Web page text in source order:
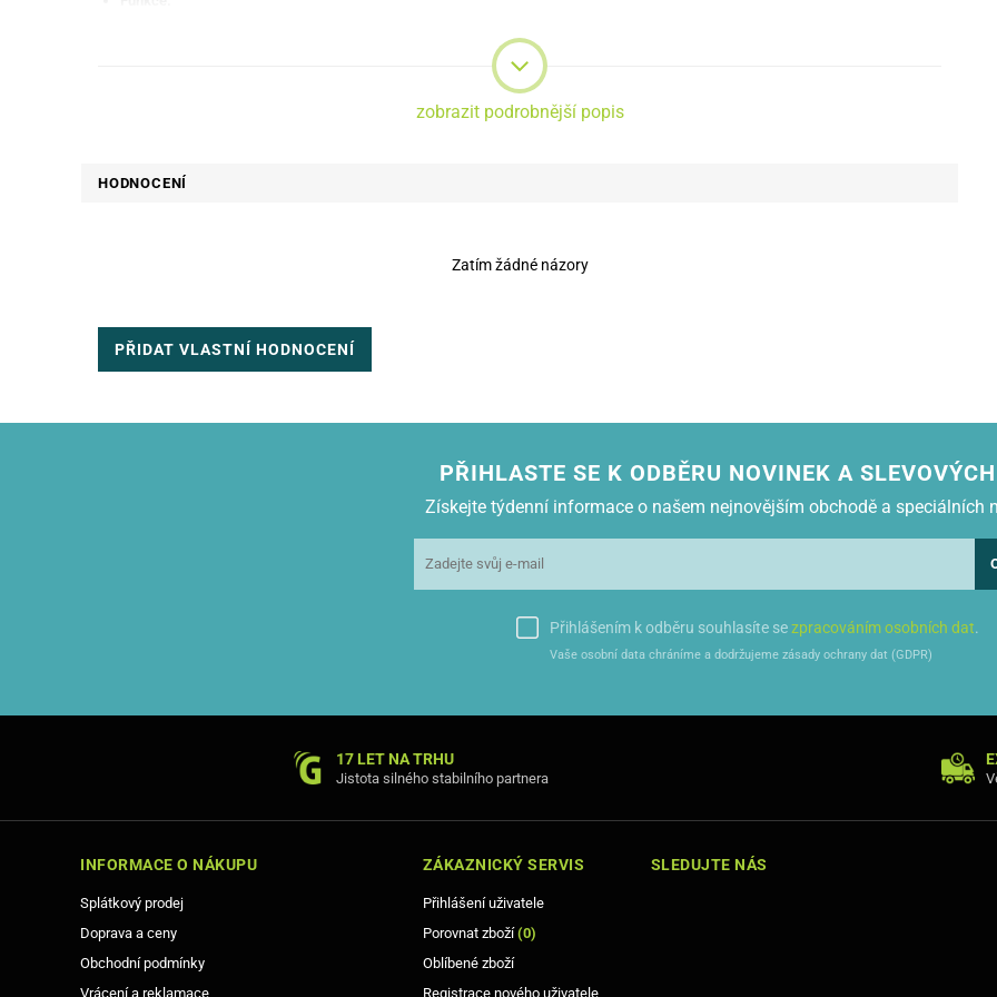
zobrazit podrobnější popis
HODNOCENÍ
Zatím žádné názory
PŘIDAT VLASTNÍ HODNOCENÍ
PŘIHLASTE SE K ODBĚRU NOVINEK A
Získejte týdenní informace o našem nejnovějším obchodě a speciálních
Přihlášením k odběru souhlasíte sezpracováním osobních dat.
Vaše osobní data chráníme a dodržujeme zásady ochrany dat (GDPR)
17 LET NA TRHU
Jistota silného stabilního partnera
INFORMACE O NÁKUPU
Splátkový prodej
Doprava a ceny
Obchodní podmínky
Vrácení a reklamace
ZÁKAZNICKÝ SERVIS
Přihlášení uživatele
Porovnat zboží(0)
Oblíbené zboží
Registrace nového uživatele
SLEDUJTE NÁS